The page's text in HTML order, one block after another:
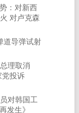
：对新西
对卢克森
道导弹试射
理取消
党投诉
对韩国工
发生》